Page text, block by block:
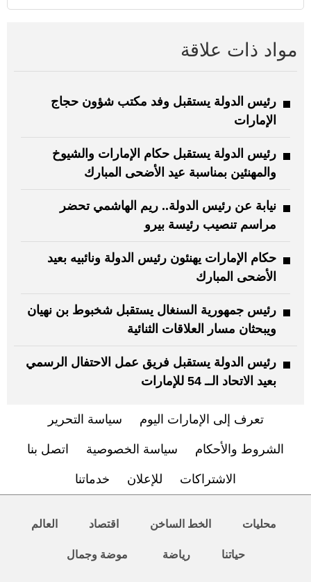
مواد ذات علاقة
رئيس الدولة يستقبل وفد مكتب شؤون حجاج
الإمارات
رئيس الدولة يستقبل حكام الإمارات والشيوخ
والمهنئين بمناسبة عيد الأضحى المبارك
نيابة عن رئيس الدولة.. ريم الهاشمي تحضر
مراسم تنصيب رئيسة بيرو
حكام الإمارات يهنئون رئيس الدولة ونائبيه بعيد
الأضحى المبارك
رئيس جمهورية السنغال يستقبل شخبوط بن نهيان
ويبحثان مسار العلاقات الثنائية
رئيس الدولة يستقبل فريق عمل الاحتفال الرسمي
بعيد الاتحاد الــ 54 للإمارات
تعرف إلى الإمارات اليوم سياسة التحرير
الشروط والأحكام سياسة الخصوصية اتصل بنا
الاشتراكات للإعلان خدماتنا
محليات الخط الساخن اقتصاد العالم
حياتنا رياضة موضة وجمال